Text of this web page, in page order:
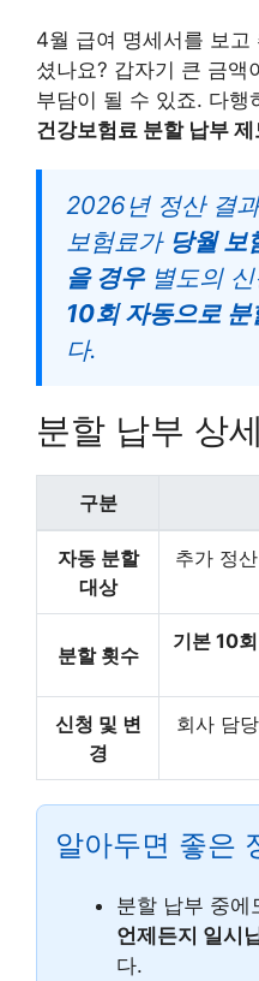
4월 급여 명세서를 보
셨나요? 갑자기 큰 금액
부담이 될 수 있죠. 다행
건강보험료 분할 납부 제
2026년 정산 결
보험료가 당월 보
을 경우별도의 신
10회 자동으로 분
다.
분할 납부 상
구분
자동 분할
대상
추가 정
분할 횟수
기본 10회
신청 및 변
경
회사 담
알아두면 좋은
분할 납부 중에
언제든지 일시
다.